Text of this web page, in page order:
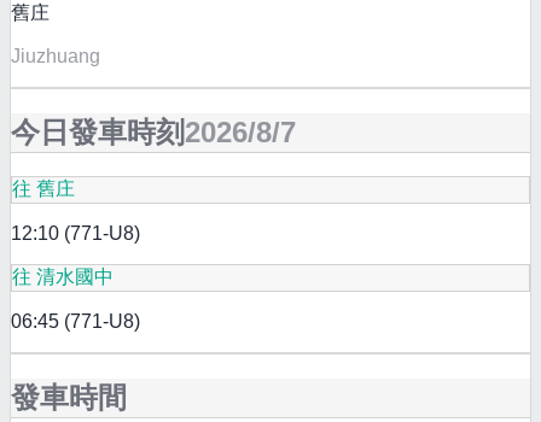
舊庄
Jiuzhuang
今日發車時刻 2026/8/7
往 舊庄
12:10 (771-U8)
往 清水國中
06:45 (771-U8)
發車時間